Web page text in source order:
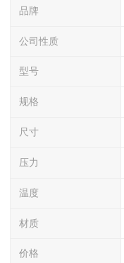
品牌
公司性质
型号
规格
尺寸
压力
温度
材质
价格